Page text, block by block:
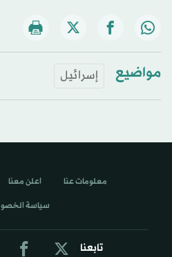
مواضيع إسرائيل
تابعنا
معلومات عنا اعلن معنا
سياسة